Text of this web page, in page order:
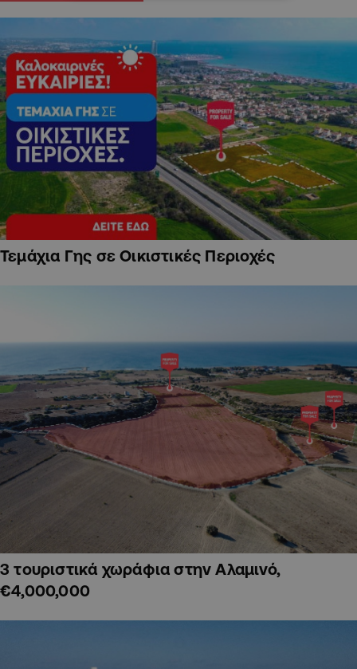
Τεμάχια Γης σε Οικιστικές Περιοχές
3 τουριστικά χωράφια στην Αλαμινό,
€4,000,000